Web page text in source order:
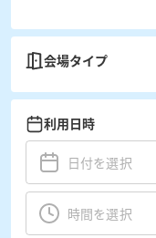
会場タイプ
利用日時